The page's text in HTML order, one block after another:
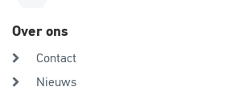
Over ons
Contact
Nieuws